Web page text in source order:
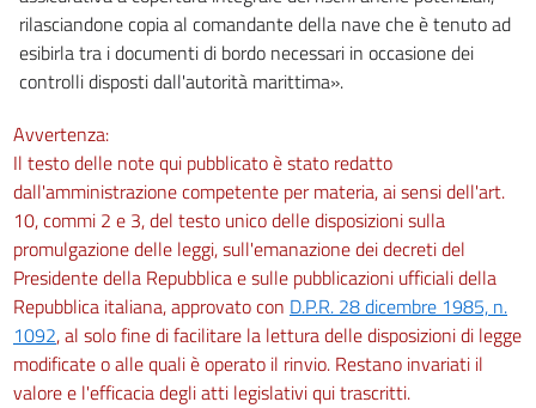
22
Capo V
Disposizioni incentivanti per i prodotti derivanti da materiali post consumo o
dal recupero degli scarti e dei materiali rivenienti dal disassemblaggio dei
23
Capo VI
Disposizioni relative alla gestione dei rifiuti
24
25
26
27
28
rilasciandone copia al comandante della nave che è tenuto ad
esibirla tra i documenti di bordo necessari in occasione dei
controlli disposti dall'autorità marittima».
Avvertenza:
Il testo delle note qui pubblicato è stato redatto
dall'amministrazione competente per materia, ai sensi dell'art.
10, commi 2 e 3, del testo unico delle disposizioni sulla
promulgazione delle leggi, sull'emanazione dei decreti del
Presidente della Repubblica e sulle pubblicazioni ufficiali della
Repubblica italiana, approvato con D.P.R. 28 dicembre 1985, n.
1092, al solo fine di facilitare la lettura delle disposizioni di legge
modificate o alle quali è operato il rinvio. Restano invariati il
valore e l'efficacia degli atti legislativi qui trascritti.